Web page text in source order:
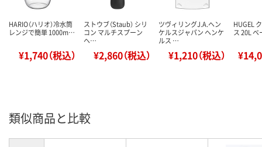
HARIO（ハリオ）冷水筒
レンジで簡単 1000m…
¥1,740（税込）
ストウブ（Staub） シリ
コン マルチスプーン
ヘ…
¥2,860（税込）
ツヴィリングJ.A.ヘン
ケルスジャパン ヘンケ
ルス …
¥1,210（税込）
HUGEL
ス 20L
類似商品と比較